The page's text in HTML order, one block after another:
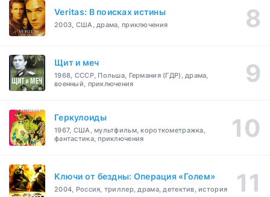
Veritas: В поисках истины
2003, США, драма, приключения
Щит и меч
1968, СССР, Польша, Германия (ГДР), драма,
военный, приключения
Геркулоиды
1967, США, мультфильм, короткометражка,
фантастика, приключения
Ключи от бездны: Операция «Голем»
2004, Россия, триллер, драма, детектив, история